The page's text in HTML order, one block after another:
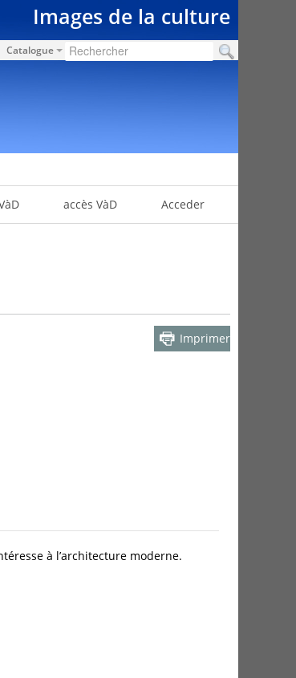
Images de la culture
Catalogue
accès VàD Acceder
Imprimer
à l’architecture moderne.